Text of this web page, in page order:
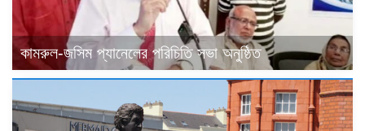
কামরুল-জসিম প্যানেলের পরিচিতি সভা অনুষ্ঠিত